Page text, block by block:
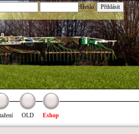
:Heslo
OLD Eshop